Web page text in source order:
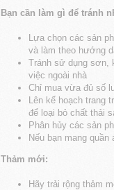
Bạn cần làm gì để tránh
Lựa chọn các sản
và làm theo hướng
Tránh sử dụng sơn,
việc ngoài nhà
Chỉ mua vừa đủ số
Lên kế hoạch trang
để loại bỏ chất thải
Phân hủy các sản
Nếu bạn mang
Thảm mới:
Hãy trải rộng thảm